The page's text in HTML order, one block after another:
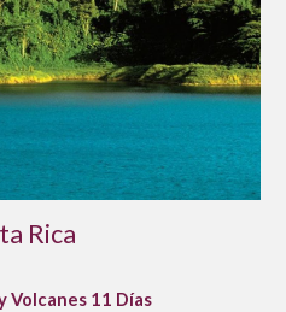
Rica
Volcanes 11 Días